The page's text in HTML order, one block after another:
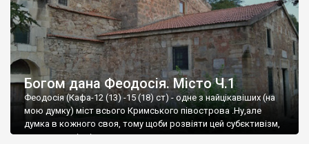
Богом дана Феодосія. Місто Ч.1
Феодосія (Кафа-12 (13) -15 (18) ст) - одне з найцікавіших (на
мою думку) міст всього Кримського півострова .Ну,але
думка в кожного своя, тому щоби розвіяти цей субєктивізм,
запрошую відвідати це